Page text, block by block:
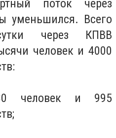
поток через
уменьшился. Всего
через КПВВ
человек и 4000
человек и 995